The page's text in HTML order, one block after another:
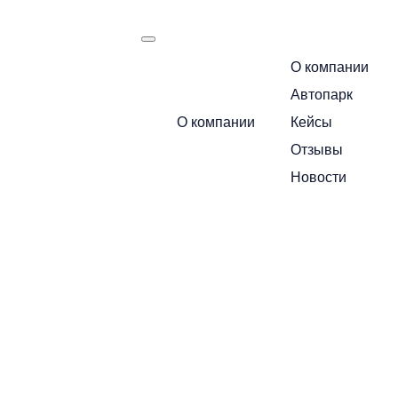
О компании
О компании
Автопарк
Кейсы
Отзывы
Новости
есть
Маршрут следования:
Москва — Санкт-Петербург
Позвоните по бесплатному номеру